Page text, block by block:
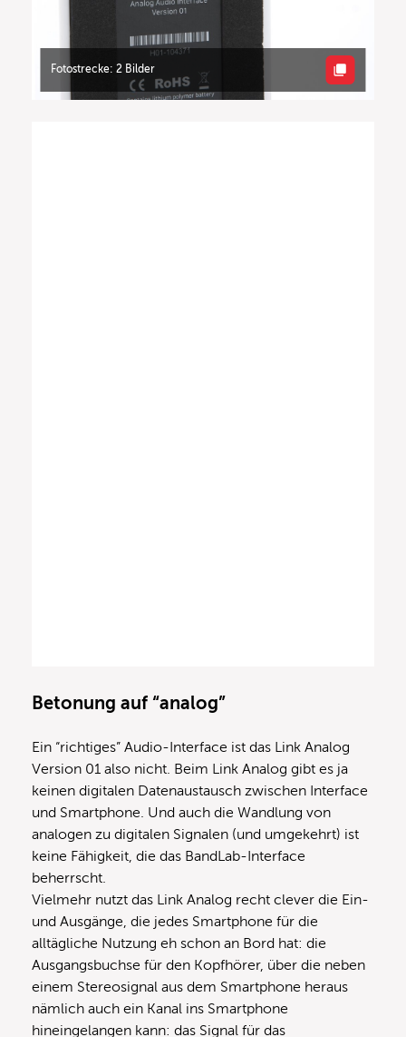
Fotostrecke: 2 Bilder
Betonung auf “analog”
Ein “richtiges” Audio-Interface ist das Link Analog
Version 01 also nicht. Beim Link Analog gibt es ja
keinen digitalen Datenaustausch zwischen Interface
und Smartphone. Und auch die Wandlung von
analogen zu digitalen Signalen (und umgekehrt) ist
keine Fähigkeit, die das BandLab-Interface
beherrscht.
Vielmehr nutzt das Link Analog recht clever die Ein-
und Ausgänge, die jedes Smartphone für die
alltägliche Nutzung eh schon an Bord hat: die
Ausgangsbuchse für den Kopfhörer, über die neben
einem Stereosignal aus dem Smartphone heraus
nämlich auch ein Kanal ins Smartphone
hineingelangen kann: das Signal für das